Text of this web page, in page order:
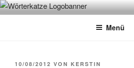
Zum
InhaltWÖRTERKATZE
Von Büchern erzählen
Menü
VERÖFFENTLICHT
10/08/2012 VON KERSTIN